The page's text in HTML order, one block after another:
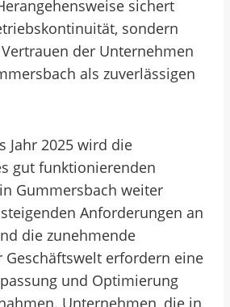
sichert
sondern
der Unternehmen
als zuverlässigen
Jahr 2025 wird die
gut funktionierenden
Gummersbach weiter
Anforderungen an
die zunehmende
Geschäftswelt erfordern eine
und Optimierung
Unternehmen, die in